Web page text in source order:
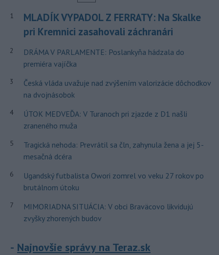
1
MLADÍK VYPADOL Z FERRATY: Na Skalke
pri Kremnici zasahovali záchranári
2
DRÁMA V PARLAMENTE: Poslankyňa hádzala do
premiéra vajíčka
3
Česká vláda uvažuje nad zvýšením valorizácie dôchodkov
na dvojnásobok
4
ÚTOK MEDVEĎA: V Turanoch pri zjazde z D1 našli
zraneného muža
5
Tragická nehoda: Prevrátil sa čln, zahynula žena a jej 5-
mesačná dcéra
6
Ugandský futbalista Owori zomrel vo veku 27 rokov po
brutálnom útoku
7
MIMORIADNA SITUÁCIA: V obci Braväcovo likvidujú
zvyšky zhorených budov
Najnovšie správy na Teraz.sk